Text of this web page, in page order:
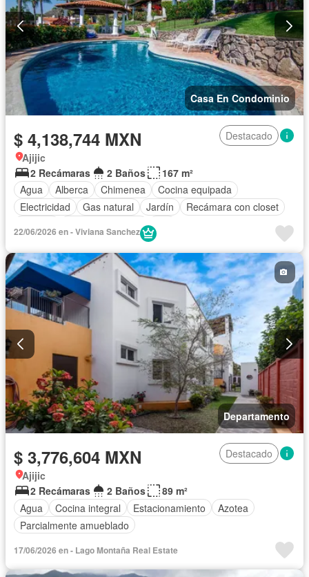
Casa En Condominio
$ 4,138,744 MXN
Destacado
Ajijic
2 Recámaras
2 Baños
167 m²
Agua
Alberca Chimenea
Cocina equipada
Electricidad
Gas natural Jardín
Recámara con closet
Completamente amueblado
22/06/2026 en - Viviana Sanchez
Departamento
$ 3,776,604 MXN
Destacado
Ajijic
2 Recámaras
2 Baños
89 m²
Agua
Cocina integral Estacionamiento
Azotea
Parcialmente amueblado
17/06/2026 en - Lago Montaña Real Estate